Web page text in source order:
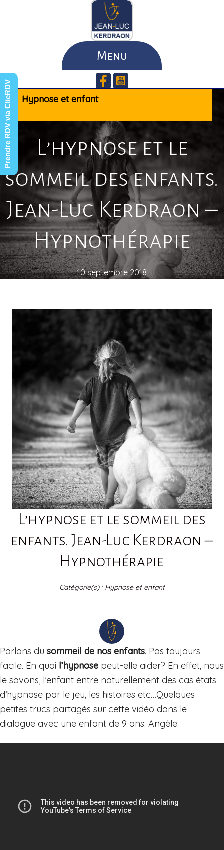
Menu
Hypnose et enfant
L’hypnose et le
sommeil des enfants.
Jean-Luc Kerdraon –
Hypnothérapie
10 septembre 2018
L’hypnose et le sommeil des
enfants. Jean-Luc Kerdraon –
Hypnothérapie
Catégorie(s) : Hypnose et enfant
Parlons du sommeil de nos enfants. Pas toujours
facile. En quoi l’hypnose peut-elle aider? En effet, nous
le savons, l’enfant entre naturellement des cas états
d’hypnose par le jeu, les histoires etc…Quelques
petites trucs partagés sur cette vidéo dans le
dialogue avec une enfant de 9 ans: Angèle.
Prendre RDV via ClicRDV